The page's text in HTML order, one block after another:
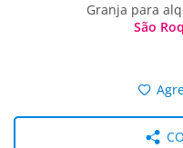
Granja para
São